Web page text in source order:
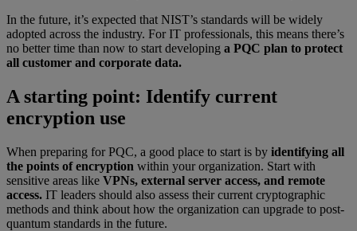
In the future, it’s expected that NIST’s standards will be widely
adopted across the industry. For IT professionals, this means there’s
no better time than now to start developing a PQC plan to protect
all customer and corporate data.
A starting point: Identify current
encryption use
When preparing for PQC, a good place to start is by identifying all
the points of encryption within your organization. Start with
sensitive areas like VPNs, external server access, and remote
access. IT leaders should also assess their current cryptographic
methods and think about how the organization can upgrade to post-
quantum standards in the future.